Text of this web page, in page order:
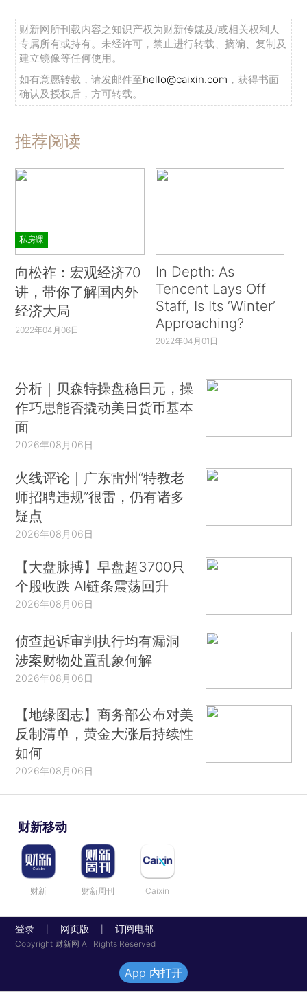
财新网所刊载内容之知识产权为财新传媒及/或相关权利人
专属所有或持有。未经许可，禁止进行转载、摘编、复制及
建立镜像等任何使用。
如有意愿转载，请发邮件至hello@caixin.com ，获得书面
确认及授权后，方可转载。
推荐阅读
私房课
向松祚：宏观经济70
讲，带你了解国内外
经济大局
2022年04月06日
In Depth: As
Tencent Lays Off
Staff, Is Its ‘Winter’
Approaching?
2022年04月01日
分析｜贝森特操盘稳日元，操
作巧思能否撬动美日货币基本
面
2026年08月06日
火线评论｜广东雷州“特教老
师招聘违规”很雷，仍有诸多
疑点
2026年08月06日
【大盘脉搏】早盘超3700只
个股收跌 AI链条震荡回升
2026年08月06日
侦查起诉审判执行均有漏洞
涉案财物处置乱象何解
2026年08月06日
【地缘图志】商务部公布对美
反制清单，黄金大涨后持续性
如何
2026年08月06日
财新移动
财新 财新周刊 Caixin
登录 网页版 订阅电邮
Copyright 财新网 All Rights Reserved
App 内打开